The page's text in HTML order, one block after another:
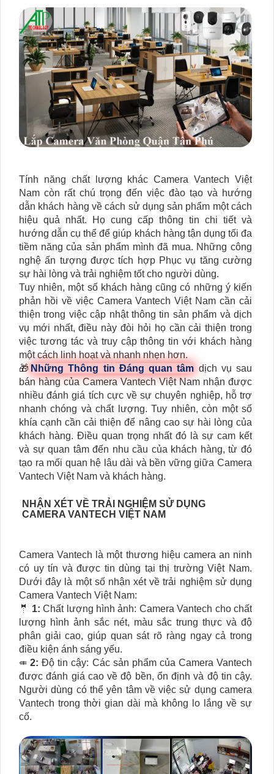
Tính năng chất lượng khác Camera Vantech Việt
Nam còn rất chú trọng đến việc đào tạo và hướng
dẫn khách hàng về cách sử dụng sản phẩm một cách
hiệu quả nhất. Họ cung cấp thông tin chi tiết và
hướng dẫn cụ thể để giúp khách hàng tận dụng tối đa
tiềm năng của sản phẩm mình đã mua. Những công
nghệ ấn tượng được tích hợp Phục vụ tăng cường
sự hài lòng và trải nghiệm tốt cho người dùng.
Tuy nhiên, một số khách hàng cũng có những ý kiến
phản hồi về việc Camera Vantech Việt Nam cần cải
thiện trong việc cập nhật thông tin sản phẩm và dịch
vụ mới nhất, điều này đòi hỏi họ cần cải thiện trong
việc tương tác và truy cập thông tin với khách hàng
một cách linh hoạt và nhanh nhẹn hơn.
🎁 Những Thông tin Đáng quan tâm dịch vụ sau
bán hàng của Camera Vantech Việt Nam nhận được
nhiều đánh giá tích cực về sự chuyên nghiệp, hỗ trợ
nhanh chóng và chất lượng. Tuy nhiên, còn một số
khía cạnh cần cải thiện để nâng cao sự hài lòng của
khách hàng. Điều quan trọng nhất đó là sự cam kết
và sự quan tâm đến nhu cầu của khách hàng, từ đó
tạo ra mối quan hệ lâu dài và bền vững giữa Camera
Vantech Việt Nam và khách hàng.
NHẬN XÉT VỀ TRẢI NGHIỆM SỬ DỤNG
CAMERA VANTECH VIỆT NAM
Camera Vantech là một thương hiệu camera an ninh
có uy tín và được tin dùng tại thị trường Việt Nam.
Dưới đây là một số nhận xét về trải nghiệm sử dụng
Camera Vantech Việt Nam:
🤵 1: Chất lượng hình ảnh: Camera Vantech cho chất
lượng hình ảnh sắc nét, màu sắc trung thực và độ
phân giải cao, giúp quan sát rõ ràng ngay cả trong
điều kiện ánh sáng yếu.
⤂2: Độ tin cậy: Các sản phẩm của Camera Vantech
được đánh giá cao về độ bền, ổn định và độ tin cậy.
Người dùng có thể yên tâm về việc sử dụng camera
Vantech trong thời gian dài mà không lo lắng về sự
cố.